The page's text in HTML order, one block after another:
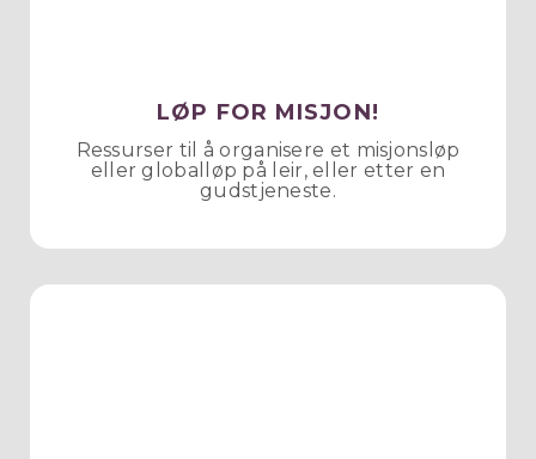
LØP FOR MISJON!
Ressurser til å organisere et misjonsløp
eller globalløp på leir, eller etter en
gudstjeneste.